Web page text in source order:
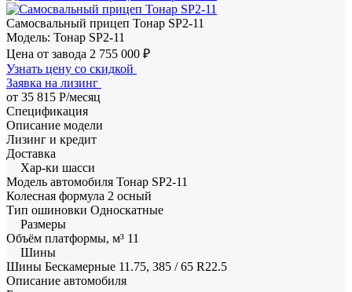
Самосвальный прицеп Тонар SP2-11
Модель: Тонар SP2-11
Цена от завода 2 755 000 ₽
Узнать цену со скидкой
Заявка на лизинг
от 35 815 Р/месяц
Спецификация
Описание модели
Лизинг и кредит
Доставка
Хар-ки шасси
Модель автомобиля Тонар SP2-11
Колесная формула 2 осный
Тип ошиновки Односкатные
Размеры
Объём платформы, м³ 11
Шины
Шины Бескамерные 11.75, 385 / 65 R22.5
Описание автомобиля